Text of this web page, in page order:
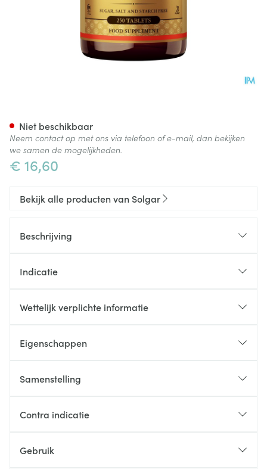
€ 16,60
Niet beschikbaar
Neem contact op met ons via telefoon of e-mail, dan bekijken
we samen de mogelijkheden.
Bekijk alle producten van Solgar
Beschrijving
Indicatie
Wettelijk verplichte informatie
Eigenschappen
Samenstelling
Contra indicatie
Gebruik